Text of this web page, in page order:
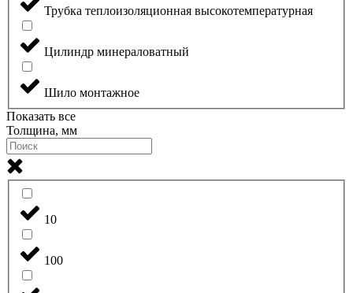
Трубка теплоизоляционная высокотемпературная
Цилиндр минераловатный
Шило монтажное
Показать все
Толщина, мм
10
100